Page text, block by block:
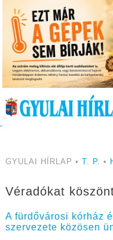
GYULAI HÍRLAP • T. P. •
Véradókat
A fürdővárosi kórház
szervezete közösen